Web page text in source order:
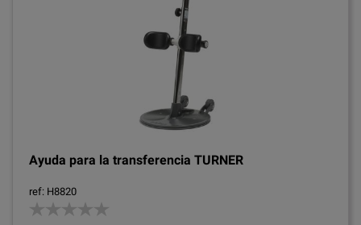
Ayuda para la transferencia TURNER
ref: H8820